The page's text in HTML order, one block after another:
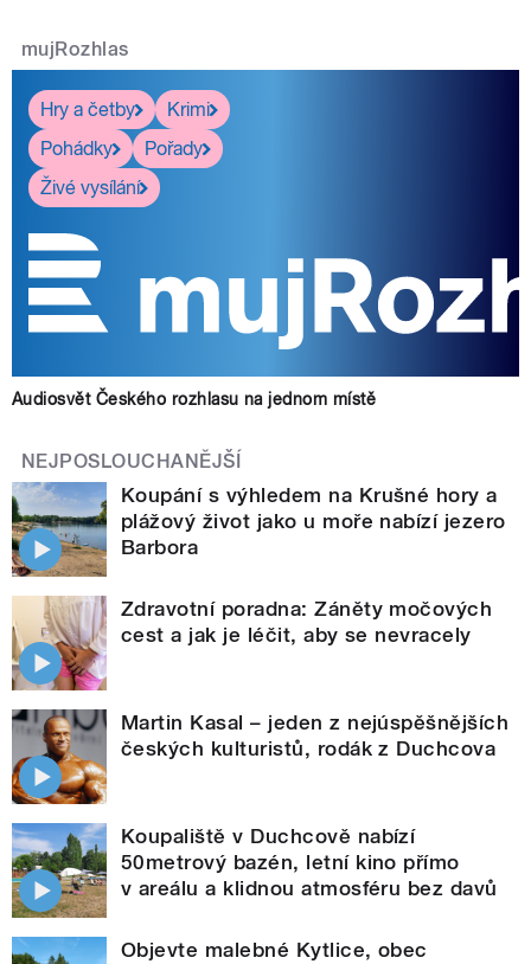
mujRozhlas
Hry a četby
Krimi
Pohádky
Pořady
Živé vysílání
Audiosvět Českého rozhlasu na jednom místě
NEJPOSLOUCHANĚJŠÍ
Koupání s výhledem na Krušné hory a
plážový život jako u moře nabízí jezero
Barbora
Zdravotní poradna: Záněty močových
cest a jak je léčit, aby se nevracely
Martin Kasal – jeden z nejúspěšnějších
českých kulturistů, rodák z Duchcova
Koupaliště v Duchcově nabízí
50metrový bazén, letní kino přímo
v areálu a klidnou atmosféru bez davů
Objevte malebné Kytlice, obec